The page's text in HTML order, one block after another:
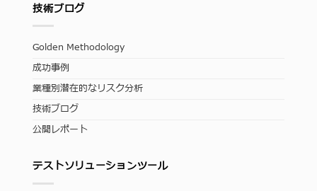
技術ブログ
Golden Methodology
成功事例
業種別潜在的なリスク分析
技術ブログ
公開レポート
テストソリューションツール